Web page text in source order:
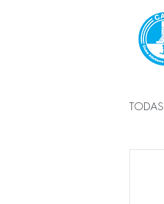
TODAS